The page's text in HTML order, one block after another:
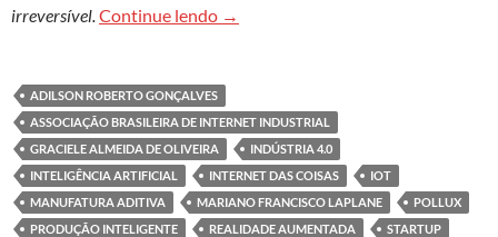
irreversível.Continue lendo Mudança de paradigma produtivo
→
ADILSON ROBERTO GONÇALVES
ASSOCIAÇÃO BRASILEIRA DE INTERNET INDUSTRIAL
GRACIELE ALMEIDA DE OLIVEIRA
INDÚSTRIA 4.0
INTELIGÊNCIA ARTIFICIAL
INTERNET DAS COISAS
IOT
MANUFATURA ADITIVA
MARIANO FRANCISCO LAPLANE
POLLUX
PRODUÇÃO INTELIGENTE
REALIDADE AUMENTADA
STARTUP